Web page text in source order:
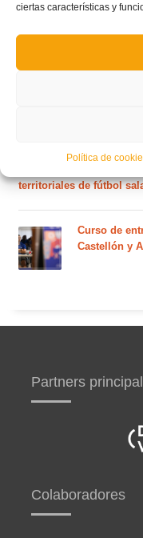
ciertas características y
Política de
El
RFEF para
martes 4 de
Nuevo
plazas del
territoriales de fútbol
Curso de
Castellón y
Partners
Colaboradores